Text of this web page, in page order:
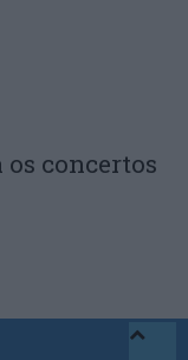
concertos